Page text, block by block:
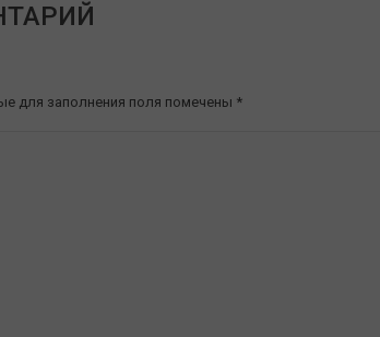
для заполнения поля помечены *